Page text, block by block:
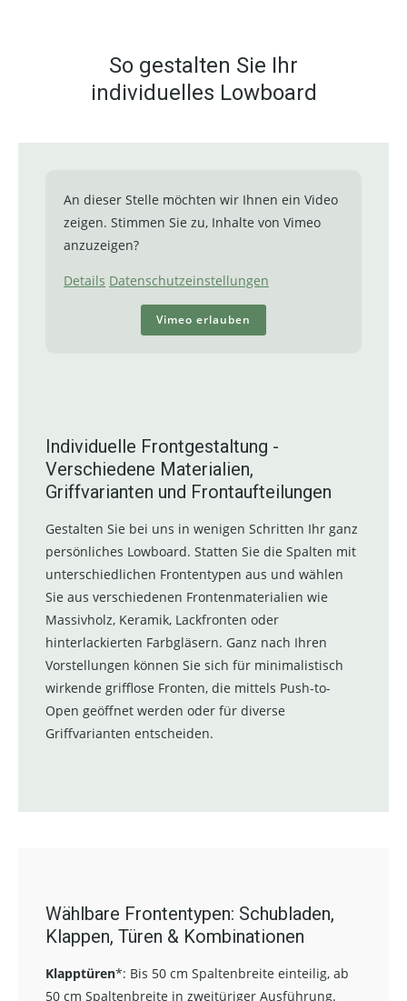
So gestalten Sie Ihr
individuelles Lowboard
An dieser Stelle möchten wir Ihnen ein Video
zeigen. Stimmen Sie zu, Inhalte von Vimeo
anzuzeigen?
Details Datenschutzeinstellungen
Vimeo erlauben
Individuelle Frontgestaltung -
Verschiedene Materialien,
Griffvarianten und Frontaufteilungen
Gestalten Sie bei uns in wenigen Schritten Ihr ganz
persönliches Lowboard. Statten Sie die Spalten mit
unterschiedlichen Frontentypen aus und wählen
Sie aus verschiedenen Frontenmaterialien wie
Massivholz, Keramik, Lackfronten oder
hinterlackierten Farbgläsern. Ganz nach Ihren
Vorstellungen können Sie sich für minimalistisch
wirkende grifflose Fronten, die mittels Push-to-
Open geöffnet werden oder für diverse
Griffvarianten entscheiden.
Wählbare Frontentypen: Schubladen,
Klappen, Türen & Kombinationen
Klapptüren*: Bis 50 cm Spaltenbreite einteilig, ab
50 cm Spaltenbreite in zweitüriger Ausführung.